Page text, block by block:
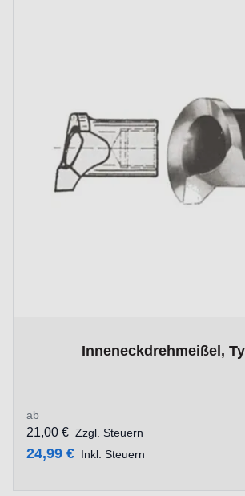
Inneneckdrehmeißel,
ab
24,99 € Inkl. Steuern
21,00 € Zzgl. Steuern